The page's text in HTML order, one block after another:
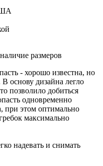
размеров
- хорошо известна, но
основу дизайна легло
позволило добиться
одновременно
при этом оптимально
максимально
надевать и снимать